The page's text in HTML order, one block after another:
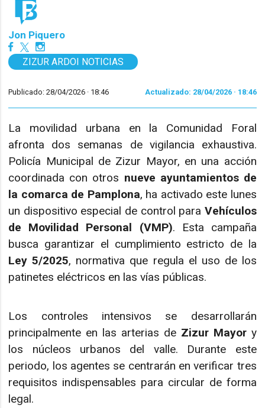
Jon Piquero
ZIZUR ARDOI NOTICIAS
Publicado: 28/04/2026 · 18:46 Actualizado: 28/04/2026 · 18:46
La movilidad urbana en la Comunidad Foral
afronta dos semanas de vigilancia exhaustiva.
Policía Municipal de Zizur Mayor, en una acción
coordinada con otros nueve ayuntamientos de
la comarca de Pamplona, ha activado este lunes
un dispositivo especial de control para Vehículos
de Movilidad Personal (VMP). Esta campaña
busca garantizar el cumplimiento estricto de la
Ley 5/2025, normativa que regula el uso de los
patinetes eléctricos en las vías públicas.
Los controles intensivos se desarrollarán
principalmente en las arterias de Zizur Mayory
los núcleos urbanos del valle. Durante este
periodo, los agentes se centrarán en verificar tres
requisitos indispensables para circular de forma
legal.